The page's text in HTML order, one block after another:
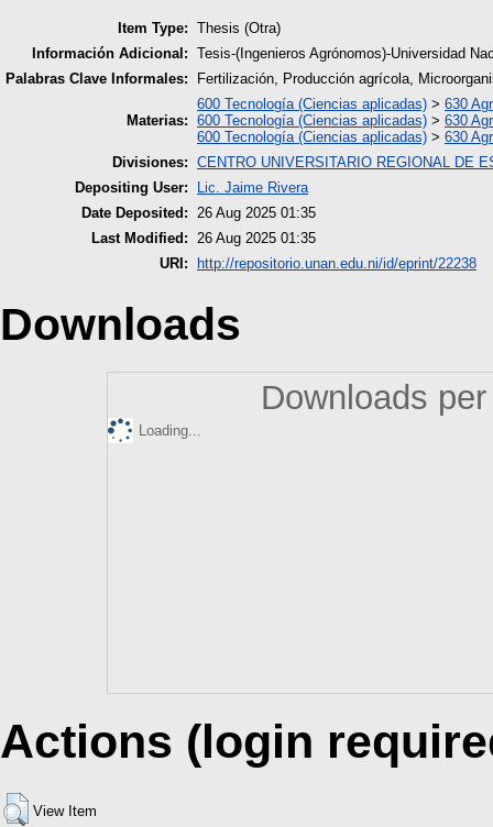
Item Type: Thesis (Otra)
Información Adicional: Tesis-(Ingenieros Agrónomos)-Universidad
Palabras Clave Informales:
Fertilización, Producción agrícola,
Materias:
600 Tecnología (Ciencias aplicadas) > 630
600 Tecnología (Ciencias aplicadas) > 630
600 Tecnología (Ciencias aplicadas) > 630
Divisiones: CENTRO UNIVERSITARIO REGIONAL DE
Depositing User:
Lic. Jaime Rivera
Date Deposited:
26 Aug 2025 01:35
Last Modified:
26 Aug 2025 01:35
URI:
http://repositorio.unan.edu.ni/id/eprint/22238
Downloads
Downloads
Loading...
Actions (login
View Item